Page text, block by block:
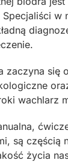
zaczyna
wachlarz
są częścią
życia